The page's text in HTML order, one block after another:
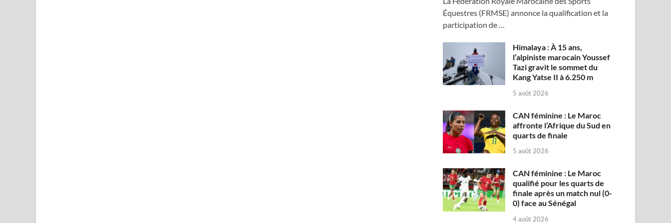
Équestres (FRMSE) annonce la qualification et la
participation de …
Himalaya : À 15 ans,
l’alpiniste marocain Youssef
Tazi gravit le sommet du
Kang Yatse II à 6.250 m
5 août 2026
CAN féminine : Le Maroc
affronte l’Afrique du Sud en
quarts de finale
5 août 2026
CAN féminine : Le Maroc
qualifié pour les quarts de
finale après un match nul (0-
0) face au Sénégal
4 août 2026